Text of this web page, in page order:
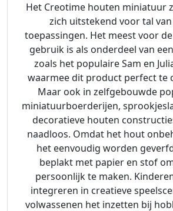
Het Creotime houten miniatuur
zich uitstekend voor tal
toepassingen. Het meest voor
gebruik is als onderdeel van een
zoals het populaire Sam en
waarmee dit product perfect te
Maar ook in zelfgebouwde
miniatuurboerderijen,
decoratieve houten
naadloos. Omdat het hout
het eenvoudig worden
beplakt met papier en stof
persoonlijk te maken.
integreren in creatieve
volwassenen het inzetten bij